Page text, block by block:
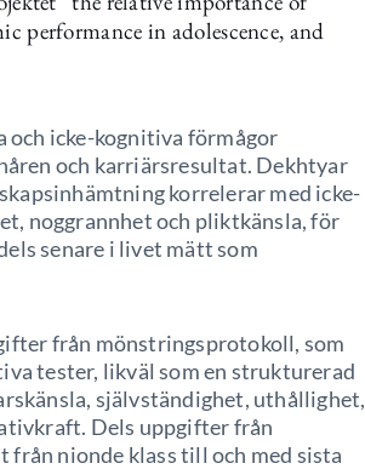
performance in adolescence, and
och icke-kognitiva förmågor
och karriärsresultat. Dekhtyar
korrelerar med icke-
noggrannhet och pliktkänsla, för
senare i livet mätt som
från mönstringsprotokoll, som
tester, likväl som en strukturerad
självständighet, uthållighet,
Dels uppgifter från
från nionde klass till och med sista